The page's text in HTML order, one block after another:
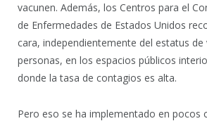
vacunen. Además, los Centros para el
de Enfermedades de Estados Unidos
cara, independientemente del estatus de
personas, en los espacios públicos
donde la tasa de contagios es alta.
Pero eso se ha implementado en pocos